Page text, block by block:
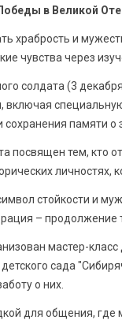
в Великой
храбрость и
чувства через
солдата (3
памяти о
посвящен тем, кто
личностях,
стойкости и
–
мастер-
сада
о них.
для общения,